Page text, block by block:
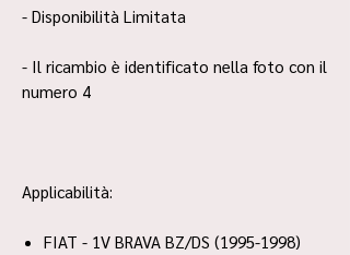
- Disponibilità Limitata
- Il ricambio è identificato nella foto con il
numero 4
Applicabilità:
FIAT - 1V BRAVA BZ/DS (1995-1998)